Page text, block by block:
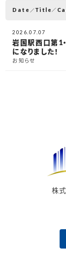
Date Title
2026.07.07
岩国駅西口第1
になりました！
お知らせ
株